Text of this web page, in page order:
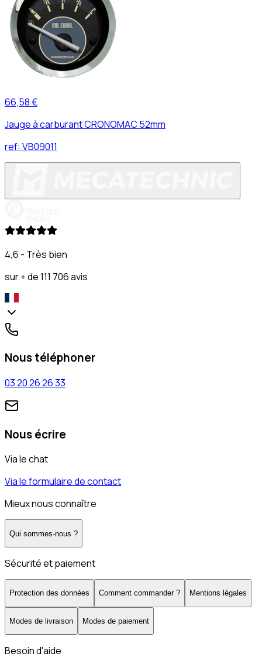
66,58 €
Jauge à carburant CRONOMAC 52mm
ref: VB09011
4,6 - Très bien
sur + de 111 706 avis
Nous téléphoner
03 20 26 26 33
Nous écrire
Via le chat
Via le formulaire de contact
Mieux nous connaître
Qui sommes-nous ?
Sécurité et paiement
Protection des données Comment commander ? Mentions légales
Modes de livraison Modes de paiement
Besoin d'aide